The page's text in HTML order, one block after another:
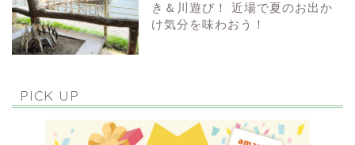
き＆川遊び！ 近場で夏のお出か
け気分を味わおう！
PICK UP